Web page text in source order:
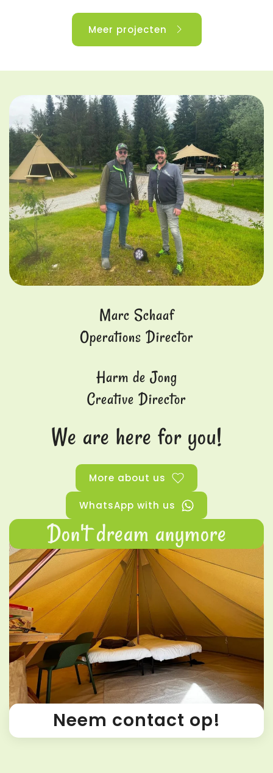
Meer projecten
Marc Schaaf
Operations Director
Harm de Jong
Creative Director
We are here for you!
More about us
WhatsApp with us
Don't dream anymore
Neem contact op!